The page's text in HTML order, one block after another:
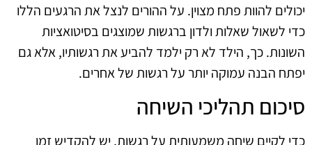
יכולים להוות פתח מצוין. על ההורים לנצל את הרגעים הללו
כדי לשאול שאלות ולדון ברגשות שמוצגים בסיטואציות
השונות. כך, הילד לא רק ילמד להביע את רגשותיו, אלא גם
יפתח הבנה עמוקה יותר על רגשות של אחרים.
סיכום תהליכי השיחה
כדי לקיים שיחה משמעותית על רגשות, יש להקדיש זמן